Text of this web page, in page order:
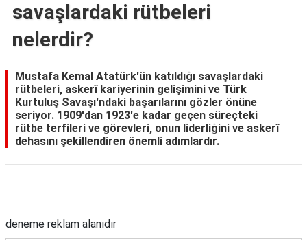
savaşlardaki rütbeleri
nelerdir?
Mustafa Kemal Atatürk'ün katıldığı savaşlardaki
rütbeleri, askerî kariyerinin gelişimini ve Türk
Kurtuluş Savaşı'ndaki başarılarını gözler önüne
seriyor. 1909'dan 1923'e kadar geçen süreçteki
rütbe terfileri ve görevleri, onun liderliğini ve askerî
dehasını şekillendiren önemli adımlardır.
deneme reklam alanıdır